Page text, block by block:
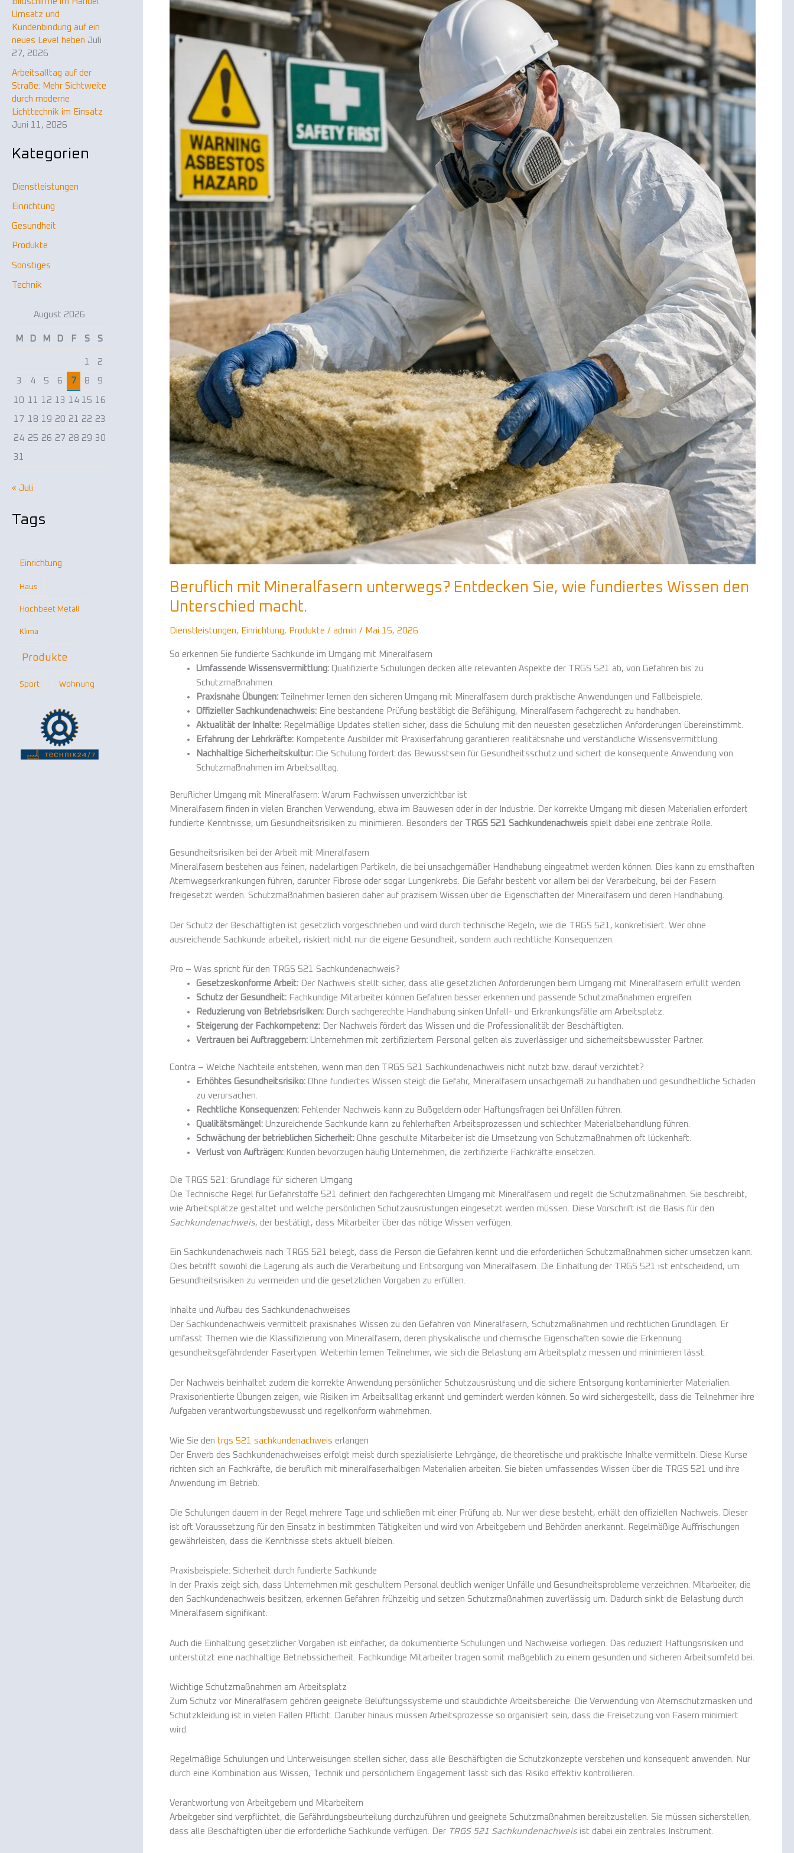
n
a
c
:
Umsatz und
Kundenbindung auf ein
neues Level heben Juli
27, 2026
Arbeitsalltag auf der
Straße: Mehr Sichtweite
durch moderne
Lichttechnik im Einsatz
Juni 11, 2026
Kategorien
Dienstleistungen
Einrichtung
Gesundheit
Produkte
Sonstiges
Technik
August 2026
M D M D F S S
1 2
3 4 5 6 7 8 9
10 11 12 13 14 15 16
17 18 19 20 21 22 23
24 25 26 27 28 29 30
31
« Juli
Tags
Einrichtung
Haus
Hochbeet Metall
Klima
Produkte
Sport Wohnung
Beruflich mit Mineralfasern unterwegs? Entdecken Sie, wie fundiertes Wissen den
Unterschied macht.
Dienstleistungen, Einrichtung, Produkte / admin / Mai 15, 2026
So erkennen Sie fundierte Sachkunde im Umgang mit Mineralfasern
Umfassende Wissensvermittlung:Qualifizierte Schulungen decken alle relevanten Aspekte der TRGS 521 ab, von Gefahren bis zu
Schutzmaßnahmen.
Praxisnahe Übungen:Teilnehmer lernen den sicheren Umgang mit Mineralfasern durch praktische Anwendungen und Fallbeispiele.
Offizieller Sachkundenachweis:Eine bestandene Prüfung bestätigt die Befähigung, Mineralfasern fachgerecht zu handhaben.
Aktualität der Inhalte:Regelmäßige Updates stellen sicher, dass die Schulung mit den neuesten gesetzlichen Anforderungen übereinstimmt.
Erfahrung der Lehrkräfte:Kompetente Ausbilder mit Praxiserfahrung garantieren realitätsnahe und verständliche Wissensvermittlung.
Nachhaltige Sicherheitskultur:Die Schulung fördert das Bewusstsein für Gesundheitsschutz und sichert die konsequente Anwendung von
Schutzmaßnahmen im Arbeitsalltag.
Beruflicher Umgang mit Mineralfasern: Warum Fachwissen unverzichtbar ist
Mineralfasern finden in vielen Branchen Verwendung, etwa im Bauwesen oder in der Industrie. Der korrekte Umgang mit diesen Materialien erfordert
fundierte Kenntnisse, um Gesundheitsrisiken zu minimieren. Besonders der
TRGS 521 Sachkundenachweisspielt dabei eine zentrale Rolle.
Gesundheitsrisiken bei der Arbeit mit Mineralfasern
Mineralfasern bestehen aus feinen, nadelartigen Partikeln, die bei unsachgemäßer Handhabung eingeatmet werden können. Dies kann zu ernsthaften
Atemwegserkrankungen führen, darunter Fibrose oder sogar Lungenkrebs. Die Gefahr besteht vor allem bei der Verarbeitung, bei der Fasern
freigesetzt werden. Schutzmaßnahmen basieren daher auf präzisem Wissen über die Eigenschaften der Mineralfasern und deren Handhabung.
Der Schutz der Beschäftigten ist gesetzlich vorgeschrieben und wird durch technische Regeln, wie die TRGS 521, konkretisiert. Wer ohne
ausreichende Sachkunde arbeitet, riskiert nicht nur die eigene Gesundheit, sondern auch rechtliche Konsequenzen.
Pro – Was spricht für den TRGS 521 Sachkundenachweis?
Gesetzeskonforme Arbeit:Der Nachweis stellt sicher, dass alle gesetzlichen Anforderungen beim Umgang mit Mineralfasern erfüllt werden.
Schutz der Gesundheit:Fachkundige Mitarbeiter können Gefahren besser erkennen und passende Schutzmaßnahmen ergreifen.
Reduzierung von Betriebsrisiken:Durch sachgerechte Handhabung sinken Unfall- und Erkrankungsfälle am Arbeitsplatz.
Steigerung der Fachkompetenz:Der Nachweis fördert das Wissen und die Professionalität der Beschäftigten.
Vertrauen bei Auftraggebern:Unternehmen mit zertifiziertem Personal gelten als zuverlässiger und sicherheitsbewusster Partner.
Contra – Welche Nachteile entstehen, wenn man den TRGS 521 Sachkundenachweis nicht nutzt bzw. darauf verzichtet?
Erhöhtes Gesundheitsrisiko:Ohne fundiertes Wissen steigt die Gefahr, Mineralfasern unsachgemäß zu handhaben und gesundheitliche Schäden
zu verursachen.
Rechtliche Konsequenzen:Fehlender Nachweis kann zu Bußgeldern oder Haftungsfragen bei Unfällen führen.
Qualitätsmängel:Unzureichende Sachkunde kann zu fehlerhaften Arbeitsprozessen und schlechter Materialbehandlung führen.
Schwächung der betrieblichen Sicherheit:Ohne geschulte Mitarbeiter ist die Umsetzung von Schutzmaßnahmen oft lückenhaft.
Verlust von Aufträgen:Kunden bevorzugen häufig Unternehmen, die zertifizierte Fachkräfte einsetzen.
Die TRGS 521: Grundlage für sicheren Umgang
Die Technische Regel für Gefahrstoffe 521 definiert den fachgerechten Umgang mit Mineralfasern und regelt die Schutzmaßnahmen. Sie beschreibt,
wie Arbeitsplätze gestaltet und welche persönlichen Schutzausrüstungen eingesetzt werden müssen. Diese Vorschrift ist die Basis für den
Sachkundenachweis, der bestätigt, dass Mitarbeiter über das nötige Wissen verfügen.
Ein Sachkundenachweis nach TRGS 521 belegt, dass die Person die Gefahren kennt und die erforderlichen Schutzmaßnahmen sicher umsetzen kann.
Dies betrifft sowohl die Lagerung als auch die Verarbeitung und Entsorgung von Mineralfasern. Die Einhaltung der TRGS 521 ist entscheidend, um
Gesundheitsrisiken zu vermeiden und die gesetzlichen Vorgaben zu erfüllen.
Inhalte und Aufbau des Sachkundenachweises
Der Sachkundenachweis vermittelt praxisnahes Wissen zu den Gefahren von Mineralfasern, Schutzmaßnahmen und rechtlichen Grundlagen. Er
umfasst Themen wie die Klassifizierung von Mineralfasern, deren physikalische und chemische Eigenschaften sowie die Erkennung
gesundheitsgefährdender Fasertypen. Weiterhin lernen Teilnehmer, wie sich die Belastung am Arbeitsplatz messen und minimieren lässt.
Der Nachweis beinhaltet zudem die korrekte Anwendung persönlicher Schutzausrüstung und die sichere Entsorgung kontaminierter Materialien.
Praxisorientierte Übungen zeigen, wie Risiken im Arbeitsalltag erkannt und gemindert werden können. So wird sichergestellt, dass die Teilnehmer ihre
Aufgaben verantwortungsbewusst und regelkonform wahrnehmen.
Wie Sie den trgs 521 sachkundenachweis erlangen
Der Erwerb des Sachkundenachweises erfolgt meist durch spezialisierte Lehrgänge, die theoretische und praktische Inhalte vermitteln. Diese Kurse
richten sich an Fachkräfte, die beruflich mit mineralfaserhaltigen Materialien arbeiten. Sie bieten umfassendes Wissen über die TRGS 521 und ihre
Anwendung im Betrieb.
Die Schulungen dauern in der Regel mehrere Tage und schließen mit einer Prüfung ab. Nur wer diese besteht, erhält den offiziellen Nachweis. Dieser
ist oft Voraussetzung für den Einsatz in bestimmten Tätigkeiten und wird von Arbeitgebern und Behörden anerkannt. Regelmäßige Auffrischungen
gewährleisten, dass die Kenntnisse stets aktuell bleiben.
Praxisbeispiele: Sicherheit durch fundierte Sachkunde
In der Praxis zeigt sich, dass Unternehmen mit geschultem Personal deutlich weniger Unfälle und Gesundheitsprobleme verzeichnen. Mitarbeiter, die
den Sachkundenachweis besitzen, erkennen Gefahren frühzeitig und setzen Schutzmaßnahmen zuverlässig um. Dadurch sinkt die Belastung durch
Mineralfasern signifikant.
Auch die Einhaltung gesetzlicher Vorgaben ist einfacher, da dokumentierte Schulungen und Nachweise vorliegen. Das reduziert Haftungsrisiken und
unterstützt eine nachhaltige Betriebssicherheit. Fachkundige Mitarbeiter tragen somit maßgeblich zu einem gesunden und sicheren Arbeitsumfeld bei.
Wichtige Schutzmaßnahmen am Arbeitsplatz
Zum Schutz vor Mineralfasern gehören geeignete Belüftungssysteme und staubdichte Arbeitsbereiche. Die Verwendung von Atemschutzmasken und
Schutzkleidung ist in vielen Fällen Pflicht. Darüber hinaus müssen Arbeitsprozesse so organisiert sein, dass die Freisetzung von Fasern minimiert
wird.
Regelmäßige Schulungen und Unterweisungen stellen sicher, dass alle Beschäftigten die Schutzkonzepte verstehen und konsequent anwenden. Nur
durch eine Kombination aus Wissen, Technik und persönlichem Engagement lässt sich das Risiko effektiv kontrollieren.
Verantwortung von Arbeitgebern und Mitarbeitern
Arbeitgeber sind verpflichtet, die Gefährdungsbeurteilung durchzuführen und geeignete Schutzmaßnahmen bereitzustellen. Sie müssen sicherstellen,
dass alle Beschäftigten über die erforderliche Sachkunde verfügen. Der TRGS 521 Sachkundenachweisist dabei ein zentrales Instrument.
Mineralfasern
Entdecken
fundiertes
Wissen
Unterschied
macht.